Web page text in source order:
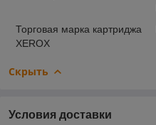
Торговая марка картриджа
XEROX
Скрыть
Условия доставки